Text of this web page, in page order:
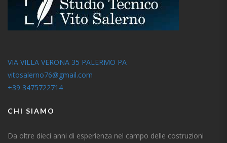
VIA VILLA VERONA 35 PALERMO PA
vitosalerno76@gmail.com
+39 3475722714
CHI SIAMO
Da oltre dieci anni di esperienza nel campo delle costruzioni